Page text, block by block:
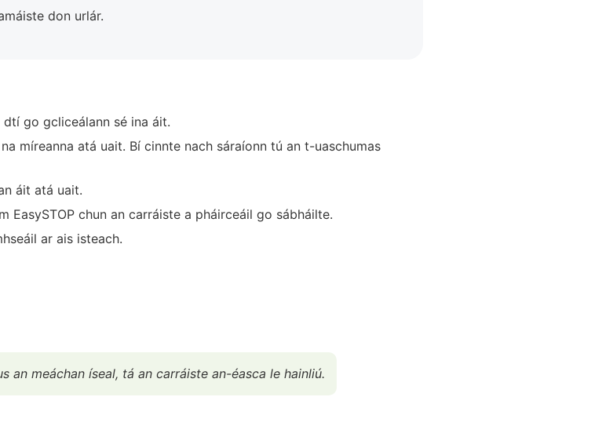
don urlár.
go gcliceálann sé ina áit.
míreanna atá uait. Bí cinnte nach sáraíonn tú an t-uaschumas
áit atá uait.
EasySTOP chun an carráiste a pháirceáil go sábháilte.
ar ais isteach.
an meáchan íseal, tá an carráiste an-éasca le hainliú.